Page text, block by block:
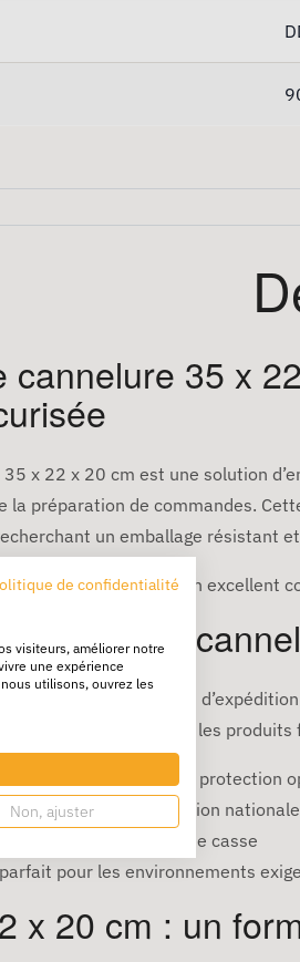
cannelure 35 x
x 22 x 20 cm est une solution
la préparation de commandes.
un emballage résistant
ce modèle offre un
double
, ce carton
recommandé pour les
épaisseur pour une protection
vos colis en expédition
réduit les risques de casse
parfait pour les environnements
x 20 cm : un
de confidentialité
visiteurs, améliorer notre
une expérience
utilisons, ouvrez les
Non, ajuster